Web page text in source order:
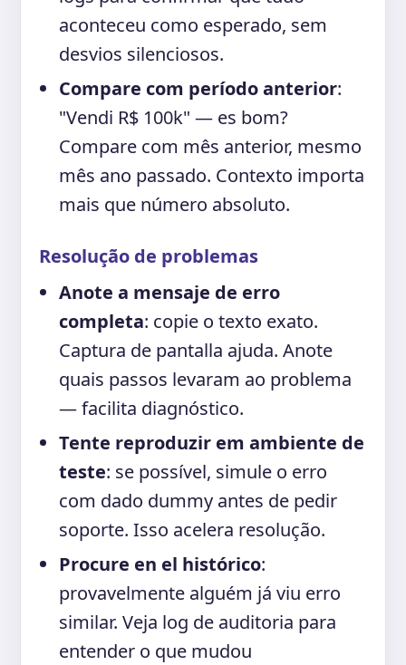
aconteceu como esperado, sem
desvios silenciosos.
Compare com período anterior:
"Vendi R$ 100k" — es bom?
Compare com mês anterior, mesmo
mês ano passado. Contexto importa
mais que número absoluto.
Resolução de problemas
Anote a mensaje de erro
completa: copie o texto exato.
Captura de pantalla ajuda. Anote
quais passos levaram ao problema
— facilita diagnóstico.
Tente reproduzir em ambiente de
teste: se possível, simule o erro
com dado dummy antes de pedir
soporte. Isso acelera resolução.
Procure en el histórico:
provavelmente alguém já viu erro
similar. Veja log de auditoria para
entender o que mudou